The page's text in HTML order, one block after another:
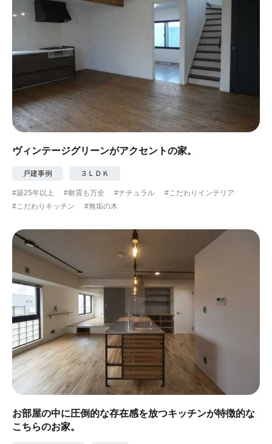
ヴィンテージグリーンがアクセントの家。
戸建事例 ３ＬＤＫ
#築25年以上 #耐震も万全 #ナチュラル
#こだわりインテリア
#こだわりキッチン
#無垢の木
お部屋の中に圧倒的な存在感を放つキッチンが特徴的な
こちらのお家。